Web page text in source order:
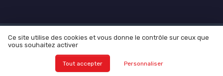
Mentions légales Politique de confidentialité
Grande
Enquête 2025 sur L'IA et les CEO
© CEO at WORK ! 2026
Ce site utilise des cookies et vous donne le contrôle sur ceux que
vous souhaitez activer
Tout accepter Personnaliser